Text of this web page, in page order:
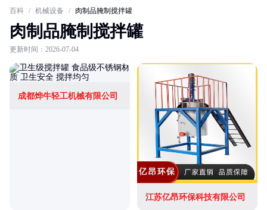
百科 / 机械设备 / 肉制品腌制搅拌罐
肉制品腌制搅拌罐
更新时间：2026-07-04
成都烨牛轻工机械有限公司
江苏亿昂环保科技有限公司